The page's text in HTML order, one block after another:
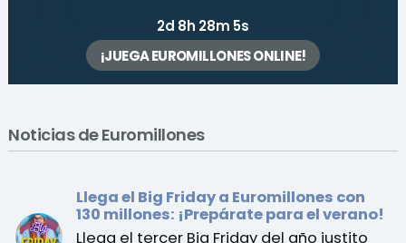
2d 8h 28m 5s
¡JUEGA EUROMILLONES ONLINE!
Noticias de Euromillones
Llega el Big Friday a Euromillones con
130 millones: ¡Prepárate para el verano!
Llega el tercer Big Friday del año justito